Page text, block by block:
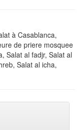
à Casablanca,
de priere mosquee
Salat al fadjr, Salat al
Salat al icha,